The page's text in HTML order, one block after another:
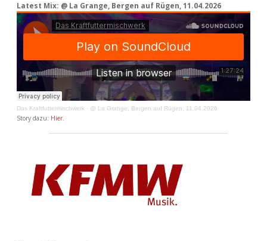
Latest Mix: @ La Grange, Bergen auf Rügen, 11.04.2026
Das Kraftfuttermischwerk · @ La Grange, Bergen auf Rügen, 11.04.2026
Story dazu: Hier.